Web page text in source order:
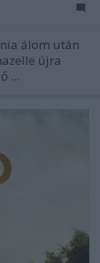
álom után
újra
...